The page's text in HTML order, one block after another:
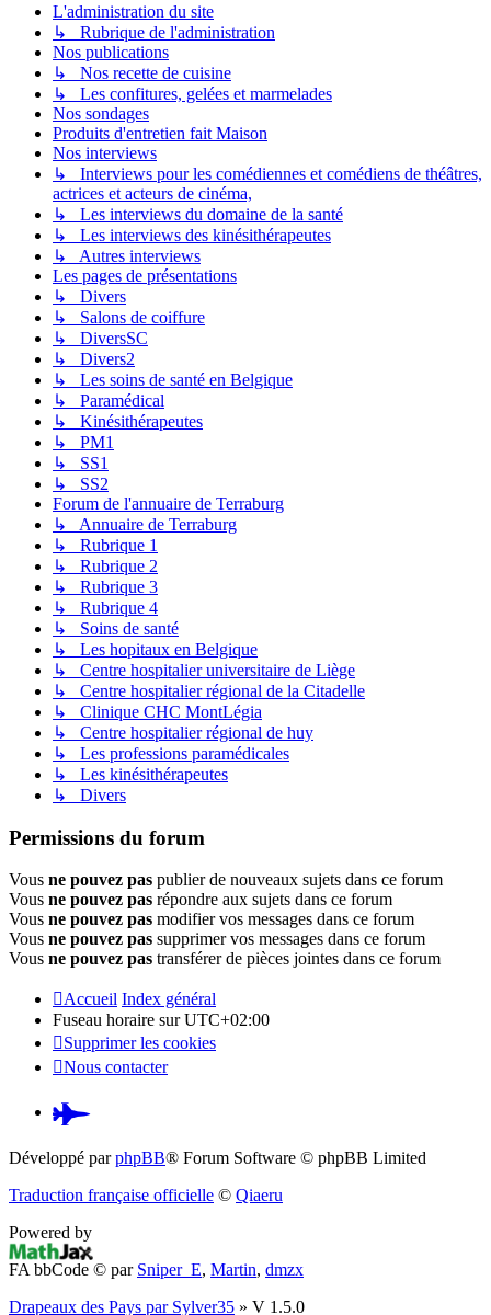
L'administration du site
↳ Rubrique de l'administration
Nos publications
↳ Nos recette de cuisine
↳ Les confitures, gelées et marmelades
Nos sondages
Produits d'entretien fait Maison
Nos interviews
↳ Interviews pour les comédiennes et comédiens de théâtres,
actrices et acteurs de cinéma,
↳ Les interviews du domaine de la santé
↳ Les interviews des kinésithérapeutes
↳ Autres interviews
Les pages de présentations
↳ Divers
↳ Salons de coiffure
↳ DiversSC
↳ Divers2
↳ Les soins de santé en Belgique
↳ Paramédical
↳ Kinésithérapeutes
↳ PM1
↳ SS1
↳ SS2
Forum de l'annuaire de Terraburg
↳ Annuaire de Terraburg
↳ Rubrique 1
↳ Rubrique 2
↳ Rubrique 3
↳ Rubrique 4
↳ Soins de santé
↳ Les hopitaux en Belgique
↳ Centre hospitalier universitaire de Liège
↳ Centre hospitalier régional de la Citadelle
↳ Clinique CHC MontLégia
↳ Centre hospitalier régional de huy
↳ Les professions paramédicales
↳ Les kinésithérapeutes
↳ Divers
Permissions du forum
Vous ne pouvez pas publier de nouveaux sujets dans ce forum
Vous ne pouvez pas répondre aux sujets dans ce forum
Vous ne pouvez pas modifier vos messages dans ce forum
Vous ne pouvez pas supprimer vos messages dans ce forum
Vous ne pouvez pas transférer de pièces jointes dans ce forum
Accueil Index général
Fuseau horaire surUTC+02:00
Supprimer les cookies
Nous contacter
Pardus.at
(S’ouvre
nouvel
Développé parphpBB® Forum Software © phpBB Limited
Traduction française officielle © Qiaeru
Powered by
FA bbCode © par Sniper_E, Martin, dmzx
Drapeaux des Pays par Sylver35 » V 1.5.0